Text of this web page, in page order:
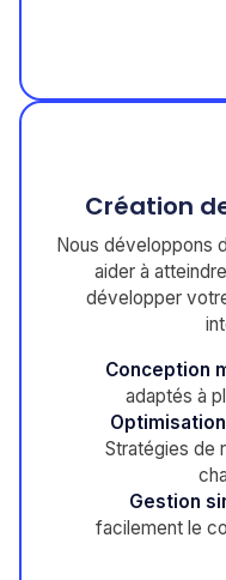
Création
Nous développons
aider à
développer
Conception
adaptés à
Stratégies de
Gestion
facilement le